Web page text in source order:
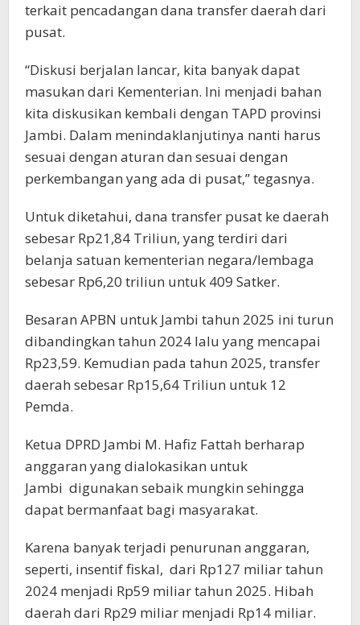
terkait pencadangan dana transfer daerah dari
pusat.
“Diskusi berjalan lancar, kita banyak dapat
masukan dari Kementerian. Ini menjadi bahan
kita diskusikan kembali dengan TAPD provinsi
Jambi. Dalam menindaklanjutinya nanti harus
sesuai dengan aturan dan sesuai dengan
perkembangan yang ada di pusat,” tegasnya.
Untuk diketahui, dana transfer pusat ke daerah
sebesar Rp21,84 Triliun, yang terdiri dari
belanja satuan kementerian negara/lembaga
sebesar Rp6,20 triliun untuk 409 Satker.
Besaran APBN untuk Jambi tahun 2025 ini turun
dibandingkan tahun 2024 lalu yang mencapai
Rp23,59. Kemudian pada tahun 2025, transfer
daerah sebesar Rp15,64 Triliun untuk 12
Pemda.
Ketua DPRD Jambi M. Hafiz Fattah berharap
anggaran yang dialokasikan untuk
Jambi digunakan sebaik mungkin sehingga
dapat bermanfaat bagi masyarakat.
Karena banyak terjadi penurunan anggaran,
seperti, insentif fiskal, dari Rp127 miliar tahun
2024 menjadi Rp59 miliar tahun 2025. Hibah
daerah dari Rp29 miliar menjadi Rp14 miliar.